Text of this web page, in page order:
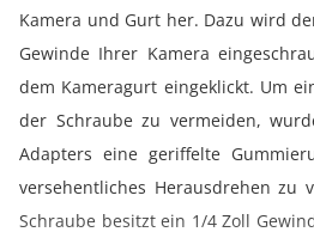
Kamera und Gurt her. Dazu wird
Gewinde Ihrer Kamera
dem Kameragurt eingeklickt. Um
der Schraube zu vermeiden,
Adapters eine geriffelte
versehentliches Herausdrehen zu
Schraube besitzt ein 1/4 Zoll